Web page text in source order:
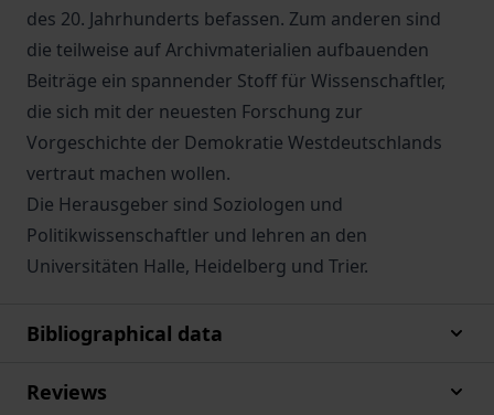
des 20. Jahrhunderts befassen. Zum anderen sind
die teilweise auf Archivmaterialien aufbauenden
Beiträge ein spannender Stoff für Wissenschaftler,
die sich mit der neuesten Forschung zur
Vorgeschichte der Demokratie Westdeutschlands
vertraut machen wollen.
Die Herausgeber sind Soziologen und
Politikwissenschaftler und lehren an den
Universitäten Halle, Heidelberg und Trier.
Bibliographical data
Reviews